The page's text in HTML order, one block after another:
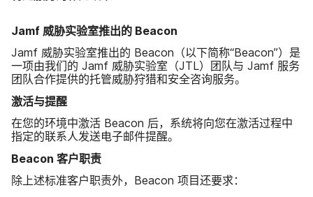
Jamf 威胁​实验室​推出​的 Beacon
Jamf 威胁​实验室​推出​的 Beacon （以下简称​“Beacon”）​是​
一​项​由​我们​的 Jamf 威胁​实验室​（JTL）​团队​与 Jamf 服务​
团队​合作​提供​的​托管​威胁​狩猎​和​安全​咨询​服务。
激活​与​提醒
在​您​的​环境​中激活 Beacon 后，​系统​将​向​您​在​激活​过程​中​
指定​的​联系​人​发送​电子​邮件​提醒。
Beacon 客户​职责
除​上述​标准​客户​职​责外， Beacon 项目​还​要求：